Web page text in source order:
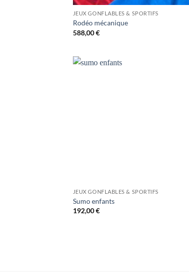
JEUX GONFLABLES & SPORTIFS
Rodéo mécanique
588,00€
JEUX GONFLABLES & SPORTIFS
Sumo enfants
192,00€